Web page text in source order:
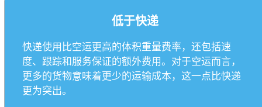
低于快递
快递使用比空运更高的体积重量费率，还包括速
度、跟踪和服务保证的额外费用。对于空运而言，
更多的货物意味着更少的运输成本，这一点比快递
更为突出。